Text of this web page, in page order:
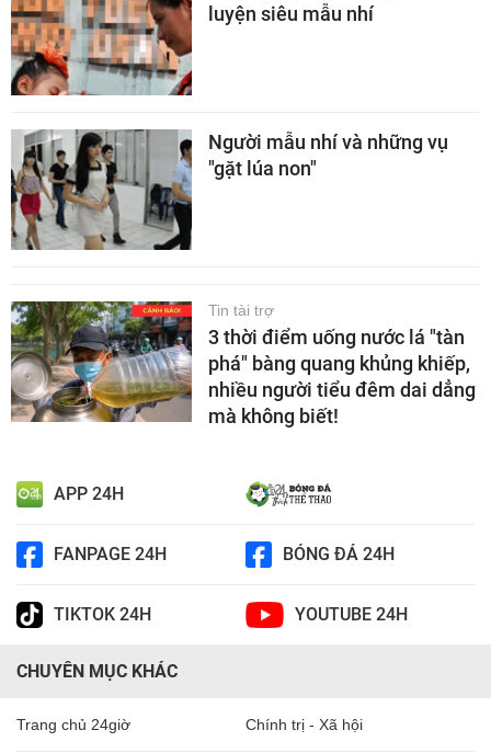
luyện siêu mẫu nhí
Người mẫu nhí và những vụ
"gặt lúa non"
Tin tài trợ
3 thời điểm uống nước lá "tàn
phá" bàng quang khủng khiếp,
nhiều người tiểu đêm dai dẳng
mà không biết!
APP 24H
FANPAGE 24H BÓNG ĐÁ 24H
TIKTOK 24H YOUTUBE 24H
CHUYÊN MỤC KHÁC
Trang chủ 24giờ Chính trị - Xã hội